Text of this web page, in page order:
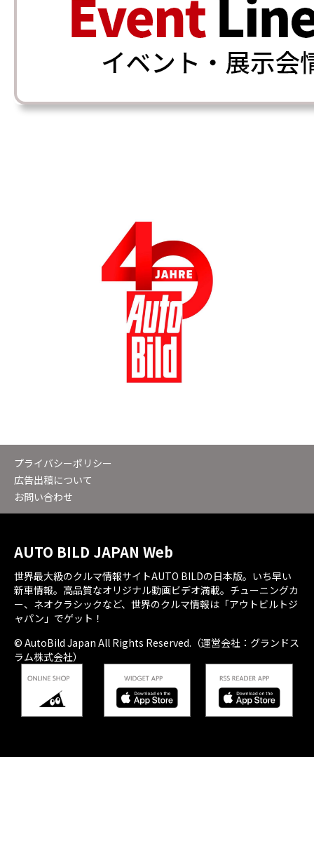
プライバシーポリシー
広告出稿について
お問い合わせ
AUTO BILD JAPAN Web
世界最大級のクルマ情報サイトAUTO BILDの日本版。いち早い
新車情報。高品質なオリジナル動画ビデオ満載。チューニングカ
ー、ネオクラシックなど、世界のクルマ情報は「アウトビルトジ
ャパン」でゲット！
© AutoBild Japan All Rights Reserved.（運営会社：グランドス
ラム株式会社）